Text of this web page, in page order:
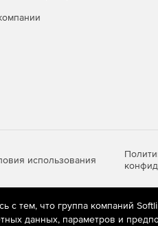
использования
(информационные
с тем, что группа компаний
данных, параметров и